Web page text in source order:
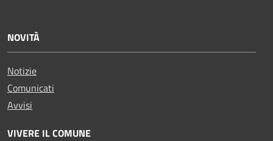
NOVITÀ
Notizie
Comunicati
Avvisi
VIVERE IL COMUNE